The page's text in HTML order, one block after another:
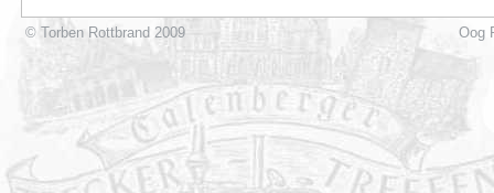
© Torben Rottbrand 2009 Oog